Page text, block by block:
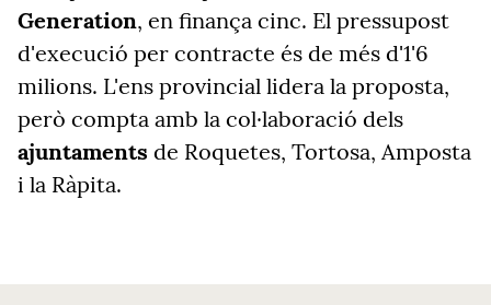
Generation, en finança cinc. El pressupost
d'execució per contracte és de més d'1'6
milions. L'ens provincial lidera la proposta,
però compta amb la col·laboració dels
ajuntaments de Roquetes, Tortosa, Amposta
i la Ràpita.